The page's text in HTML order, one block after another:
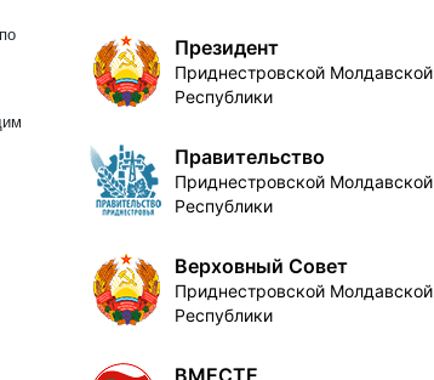
Президент
Приднестровской Молдавской
Республики
Правительство
Приднестровской Молдавской
Республики
Верховный Совет
Приднестровской Молдавской
Республики
ВМЕСТЕ